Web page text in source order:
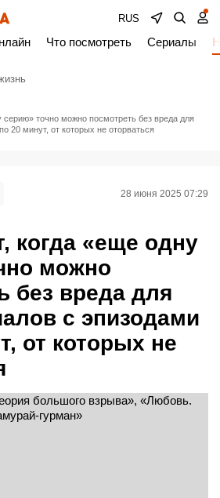
RUS
Что посмотреть Сериалы
серию» точно можно посмотреть без вреда для
20 минут, от которых не оторваться
когда «еще одну
можно
без вреда для
с эпизодами
от которых не
28 июня 2025 07:29